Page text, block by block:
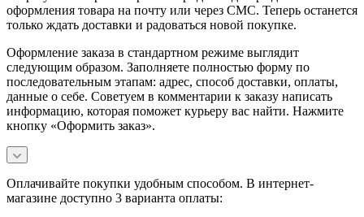
оформления товара на почту или через СМС. Теперь останется
только ждать доставки и радоваться новой покупке.
Оформление заказа в стандартном режиме выглядит
следующим образом. Заполняете полностью форму по
последовательным этапам: адрес, способ доставки, оплаты,
данные о себе. Советуем в комментарии к заказу написать
информацию, которая поможет курьеру вас найти. Нажмите
кнопку «Оформить заказ».
Оплачивайте покупки удобным способом. В интернет-
магазине доступно 3 варианта оплаты: